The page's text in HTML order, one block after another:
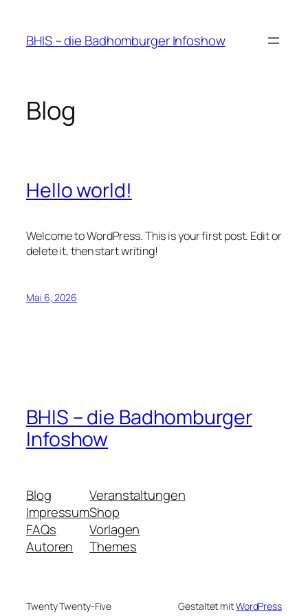
springen
BHIS – die Badhomburger Infoshow
Blog
Hello world!
Welcome to WordPress. This is your first post. Edit or
delete it, then start writing!
Mai 6, 2026
BHIS – die Badhomburger
Infoshow
Blog
Impressum
FAQs
Autoren
Veranstaltungen
Shop
Vorlagen
Themes
Twenty Twenty-Five Gestaltet mitWordPress